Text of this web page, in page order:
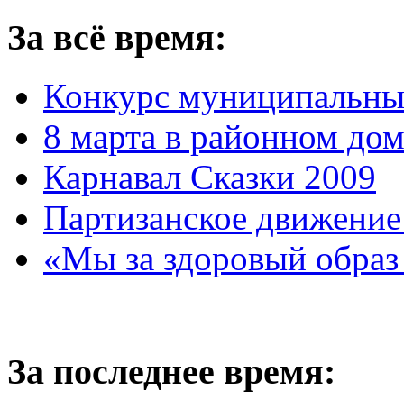
За всё время:
Конкурс
8 марта в районном
Карнавал Сказки 2009
Партизанское
«Мы за здоровый
За последнее время: